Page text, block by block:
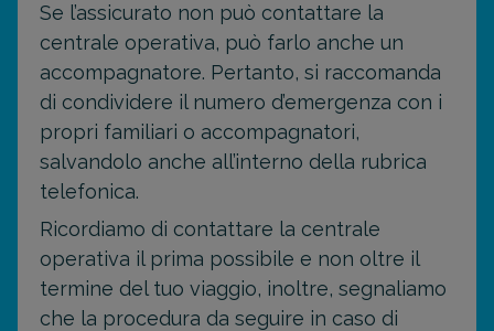
Se l’assicurato non può contattare la
centrale operativa, può farlo anche un
accompagnatore. Pertanto, si raccomanda
di condividere il numero d’emergenza con i
propri familiari o accompagnatori,
salvandolo anche all’interno della rubrica
telefonica.
Ricordiamo di contattare la centrale
operativa il prima possibile e non oltre il
termine del tuo viaggio, inoltre, segnaliamo
che la procedura da seguire in caso di